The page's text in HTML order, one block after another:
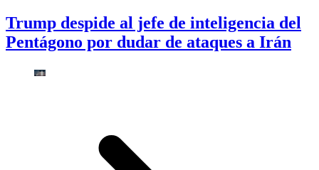
Trump despide al jefe de inteligencia del
Pentágono por dudar de ataques a Irán